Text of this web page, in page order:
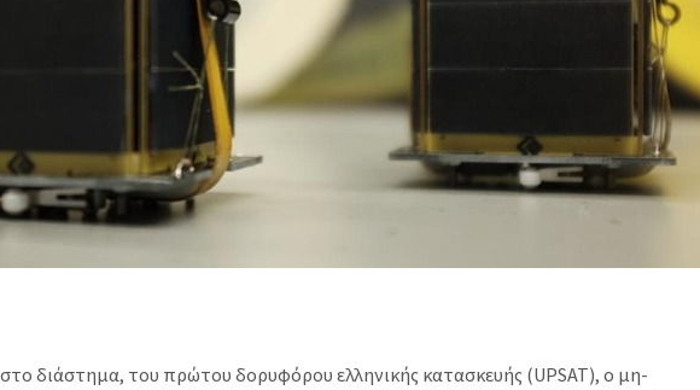
διάστημα, του πρώτου δορυφόρου ελληνικής κατασκευής (UPSAT), ο μη-